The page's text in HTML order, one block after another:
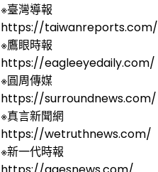
※臺灣導報
https://taiwanreports.com/
※鷹眼時報
https://eagleeyedaily.com/
※圓周傳媒
https://surroundnews.com/
※真言新聞網
https://wetruthnews.com/
※新一代時報